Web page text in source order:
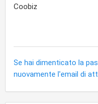
Coobiz
Se hai dimenticato la
nuovamente l'email di